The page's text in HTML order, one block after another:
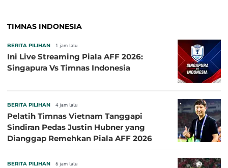
TIMNAS INDONESIA
BERITA PILIHAN 1 jam lalu
Ini Live Streaming Piala AFF 2026:
Singapura Vs Timnas Indonesia
BERITA PILIHAN 4 jam lalu
Pelatih Timnas Vietnam Tanggapi
Sindiran Pedas Justin Hubner yang
Dianggap Remehkan Piala AFF 2026
BERITA PILIHAN 6 jam lalu